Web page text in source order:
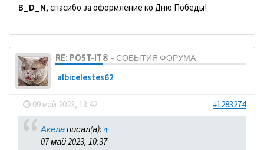
B_D_N, спасибо за оформление ко Дню Победы!
RE: POST-IT® - СОБЫТИЯ ФОРУМА
albicelestes62
- 09 май 2023, 13:42 #1283274
Акелаписал(а): ↑
07 май 2023, 10:37